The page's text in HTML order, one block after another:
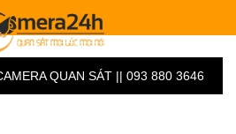
QUAN SÁT || 093 880 3646